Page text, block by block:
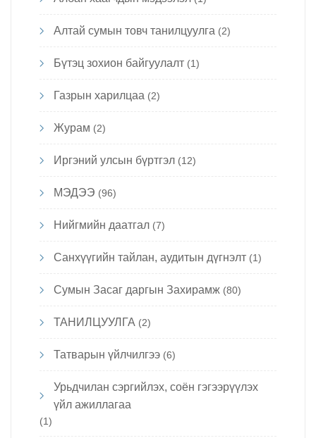
Алтай сумын товч танилцуулга (2)
Бүтэц зохион байгуулалт (1)
Газрын харилцаа (2)
Журам (2)
Иргэний улсын бүртгэл (12)
МЭДЭЭ (96)
Нийгмийн даатгал (7)
Санхүүгийн тайлан, аудитын дүгнэлт (1)
Сумын Засаг даргын Захирамж (80)
ТАНИЛЦУУЛГА (2)
Татварын үйлчилгээ (6)
Урьдчилан сэргийлэх, соён гэгээрүүлэх
үйл ажиллагаа
(1)